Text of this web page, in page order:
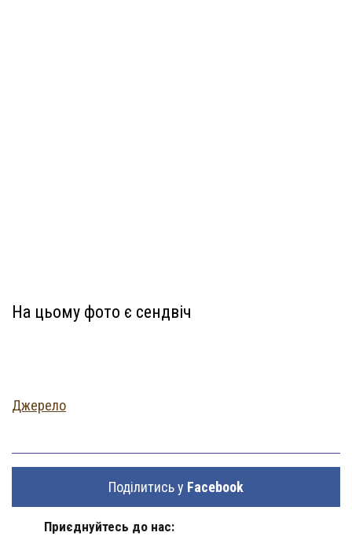
На цьому фото є сендвіч
Джерело
Поділитись у Facebook
Приєднуйтесь до нас: